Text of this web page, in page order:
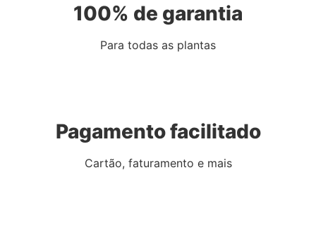
100% de garantia
Para todas as plantas
Pagamento facilitado
Cartão, faturamento e mais